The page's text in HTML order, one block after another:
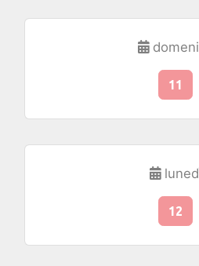
11
12